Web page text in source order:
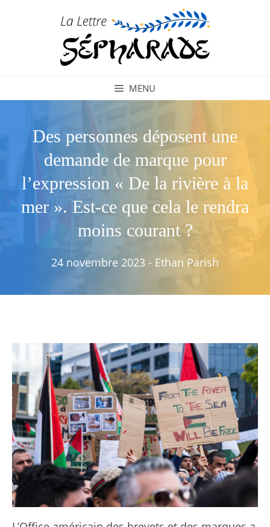
MENU
Des personnes déposent une
demande de marque pour
l’expression « De la rivière à la
mer ». Est-ce que cela le rendra
moins courant ?
24 novembre 2023 - Ethan Parish